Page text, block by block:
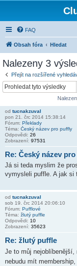
FAQ
Obsah fóra Hledat
Nalezeny 3
Přejít na rozšířené
od tucnakzuval
pon 21. črc 2014 15:38:14
Fórum: Překlady
Téma: Český název pro puffly
Odpovědi: 26
Zobrazení: 97531
Re: Český název
Já si teda myslim že
vymysleli puffle. A jak si
od tucnakzuval
sob 19. črc 2014 20:06:10
Fórum: Pufflové
Téma: žlutý puffle
Odpovědi: 10
Zobrazení: 35623
Re: žlutý puffle
Je to můj
nebudu mít